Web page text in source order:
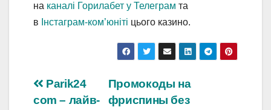
на каналі Горилабет у Телеграм та
в Інстаграм-ком’юніті цього казино.
НавігаціяПромокоды на
фриспины без
Parik24
com – лайв-